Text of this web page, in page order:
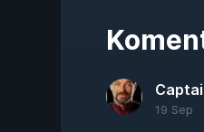
19 Sep